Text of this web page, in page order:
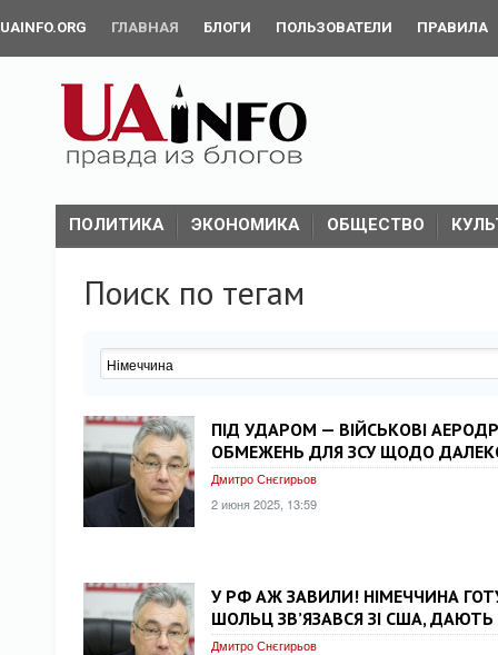
UAINFO.ORG ГЛАВНАЯ БЛОГИ ПОЛЬЗОВАТЕЛИ ПРАВИЛА
ПОЛИТИКА ЭКОНОМИКА ОБЩЕСТВО
Поиск по тегам
ПІД УДАРОМ — ВІЙСЬКОВІ
ОБМЕЖЕНЬ ДЛЯ ЗСУ ЩОДО
Дмитро Снєгирьов
2 июня 2025, 13:59
У РФ АЖ ЗАВИЛИ! НІМЕЧЧИНА
ШОЛЬЦ ЗВ’ЯЗАВСЯ ЗІ США,
Дмитро Снєгирьов